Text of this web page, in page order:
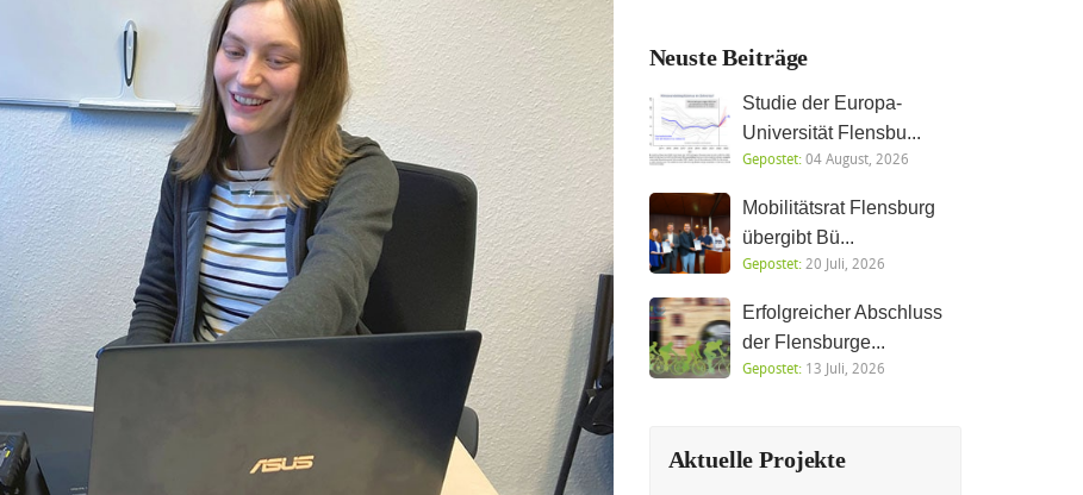
Neuste Beiträge
Studie der Europa-
Universität Flensbu...
Gepostet:04 August, 2026
Mobilitätsrat Flensburg
übergibt Bü...
Gepostet:20 Juli, 2026
Erfolgreicher Abschluss
der Flensburge...
Gepostet:13 Juli, 2026
Aktuelle Projekte